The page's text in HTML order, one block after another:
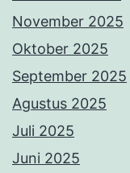
November 2025
Oktober 2025
September 2025
Agustus 2025
Juli 2025
Juni 2025